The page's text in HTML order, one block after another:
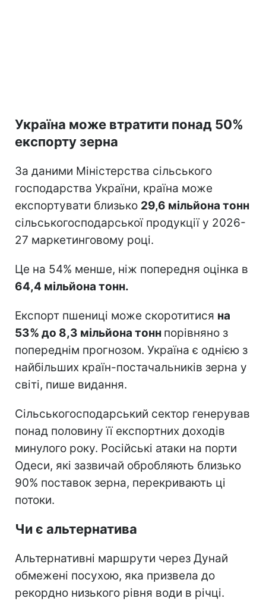
Україна може втратити понад 50%
експорту зерна
За даними Міністерства сільського
господарства України, країна може
експортувати близько 29,6 мільйона тонн
сільськогосподарської продукції у 2026-
27 маркетинговому році.
Це на 54% менше, ніж попередня оцінка в
64,4 мільйона тонн.
Експорт пшениці може скоротитися на
53% до 8,3 мільйона тонн порівняно з
попереднім прогнозом. Україна є однією з
найбільших країн-постачальників зерна у
світі, пише видання.
Сільськогосподарський сектор генерував
понад половину її експортних доходів
минулого року. Російські атаки на порти
Одеси, які зазвичай обробляють близько
90% поставок зерна, перекривають ці
потоки.
Чи є альтернатива
Альтернативні маршрути через Дунай
обмежені посухою, яка призвела до
рекордно низького рівня води в річці.